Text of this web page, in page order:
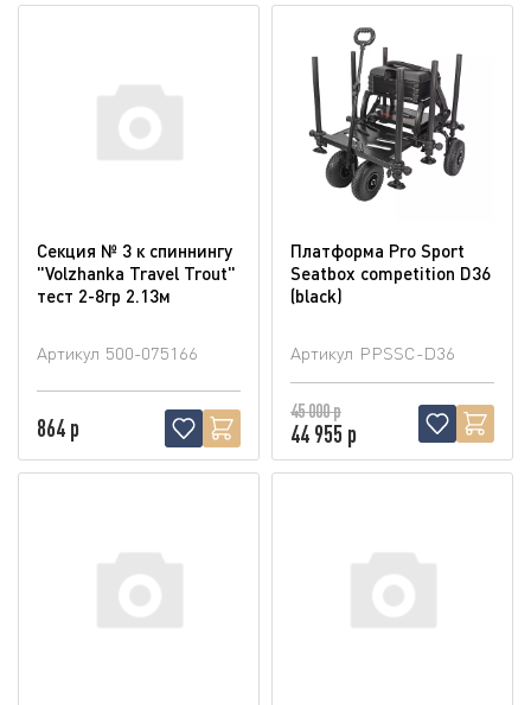
Секция № 3 к спиннингу
"Volzhanka Travel Trout"
тест 2-8гр 2.13м
Артикул 500-075166
864 р
Платформа Pro Sport
Seatbox competition D36
(blaсk)
Артикул PPSSC-D36
45 000 р
44 955 р